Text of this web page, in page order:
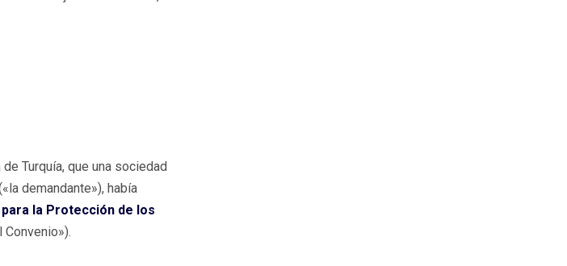
Turquía, que una sociedad
demandante»), había
la Protección de los
Convenio»).